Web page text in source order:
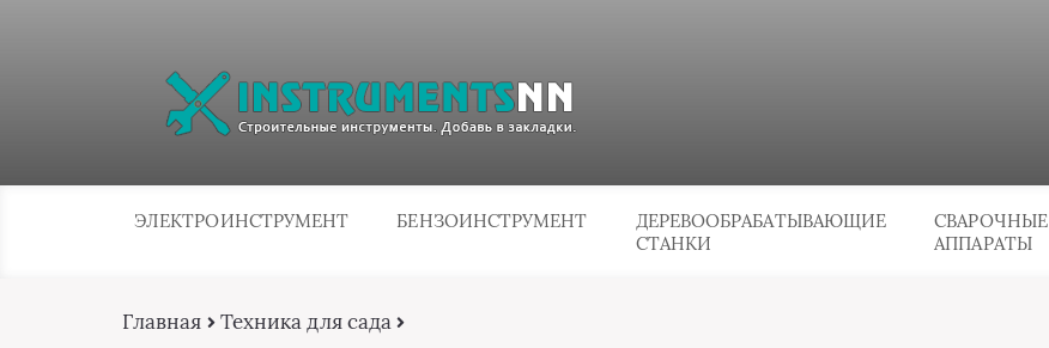
ЭЛЕКТРОИНСТРУМЕНТ БЕНЗОИНСТРУМЕНТ
ДЕРЕВООБРАБАТЫВАЮЩИЕ
СТАНКИ
СВАРОЧНЫЕ
АППАРАТЫ
Главная Техника для сада